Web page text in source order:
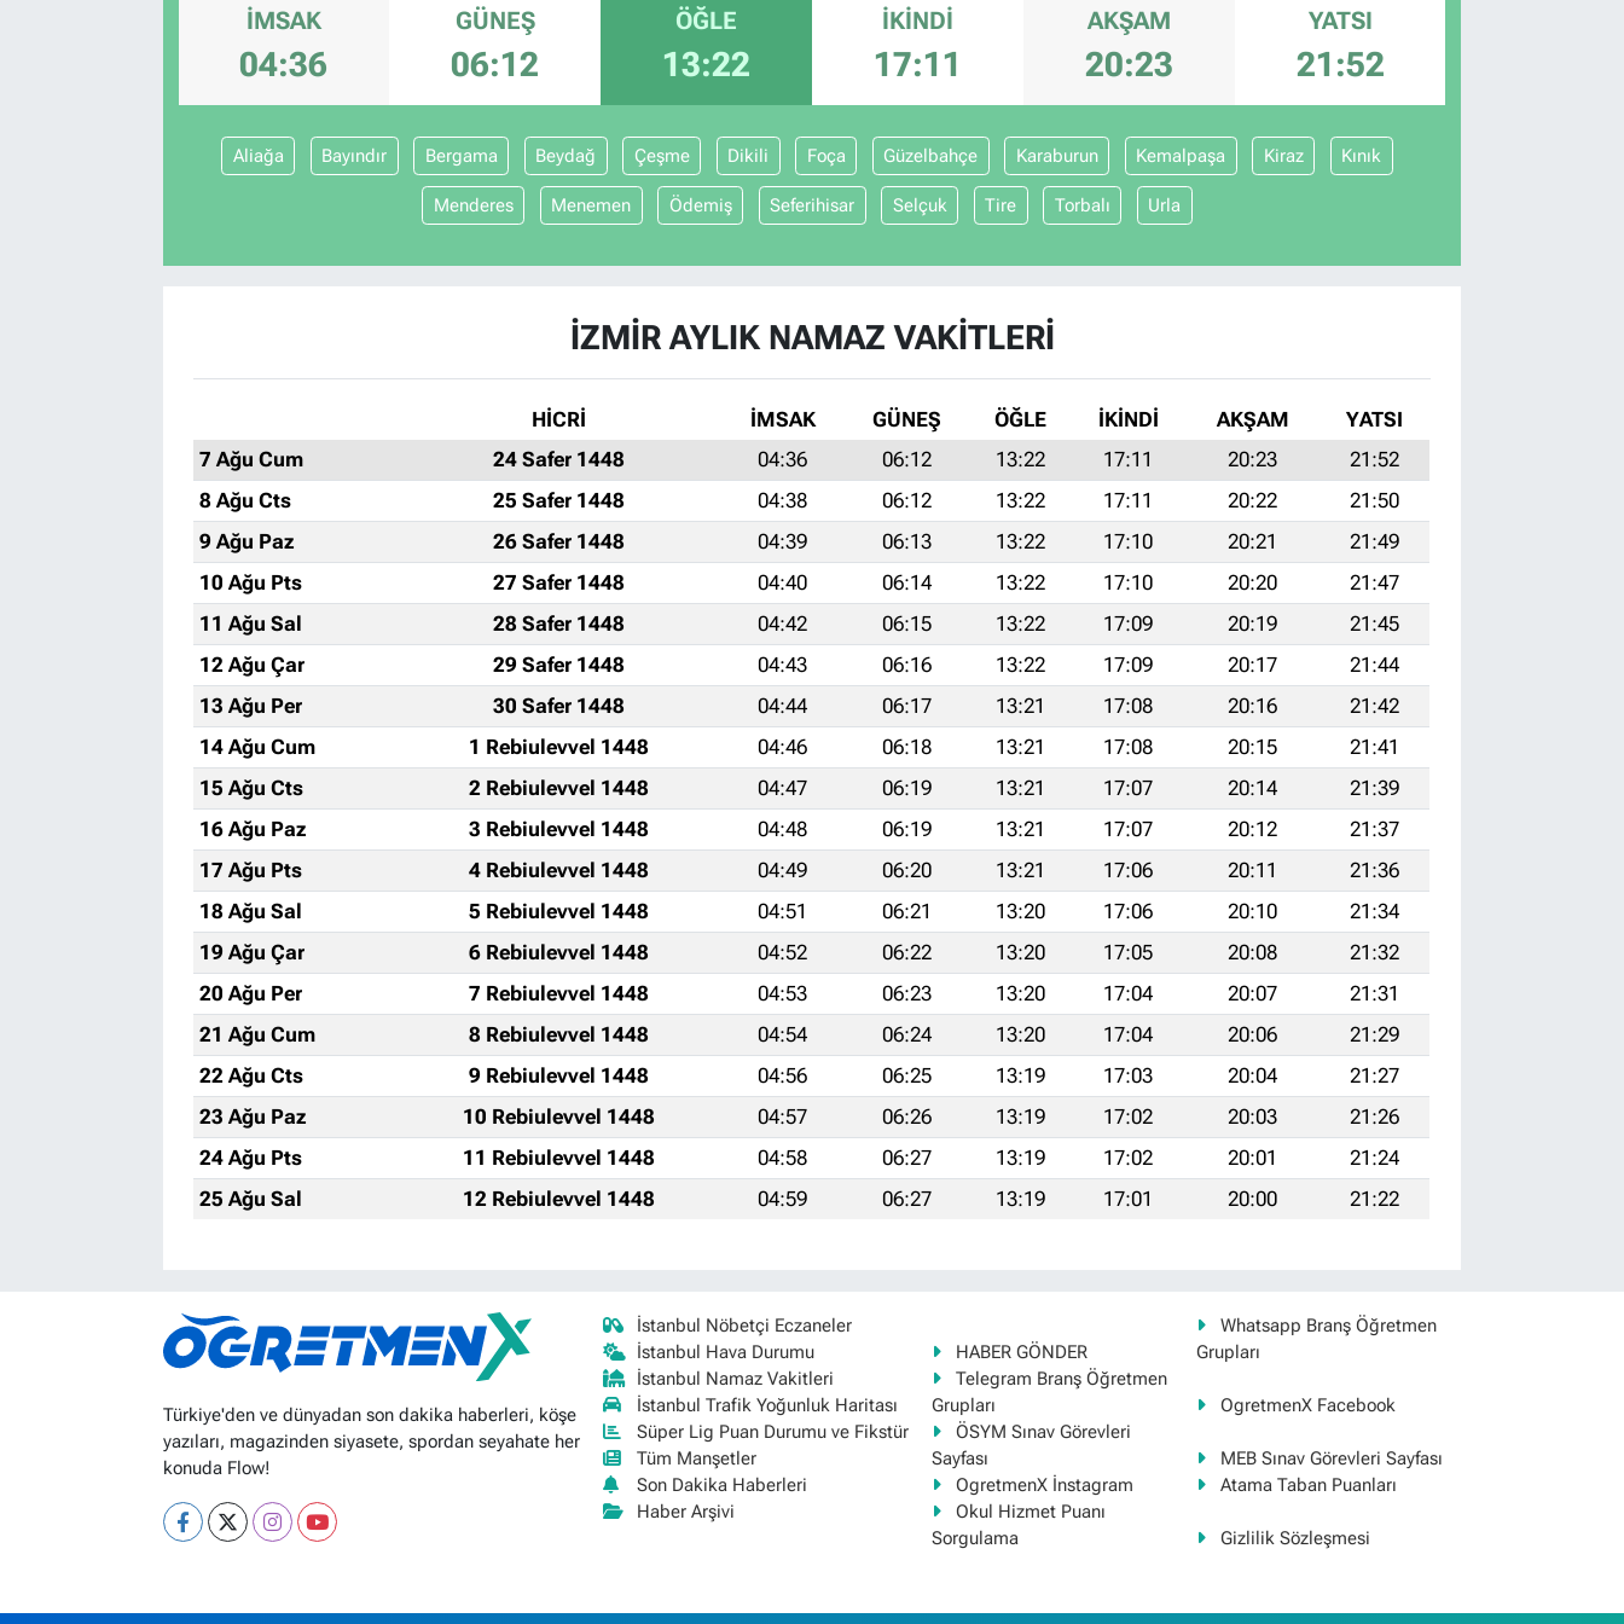
İMSAK
04:36
GÜNEŞ
06:12
ÖĞLE
13:22
İKINDI
17:11
AKŞAM
20:23
YATSI
21:52
Aliağa Bayındır Bergama Beydağ Çeşme Dikili Foça Güzelbahçe Karaburun Kemalpaşa Kiraz Kınık
Menderes Menemen Ödemiş Seferihisar Selçuk Tire Torbalı Urla
İZMIR AYLIK NAMAZ VAKITLERI
HİCRİ İMSAK GÜNEŞ ÖĞLE İKINDI AKŞAM
YATSI
7 Ağu Cum
24 Safer 1448 04:36 06:12 13:22 17:11 20:23
21:52
8 Ağu Cts
25 Safer 1448 04:38 06:12 13:22 17:11 20:22
21:50
9 Ağu Paz
26 Safer 1448 04:39 06:13 13:22 17:10 20:21
21:49
10 Ağu Pts
27 Safer 1448 04:40 06:14 13:22 17:10 20:20
21:47
11 Ağu Sal
28 Safer 1448 04:42 06:15 13:22 17:09 20:19
21:45
12 Ağu Çar
29 Safer 1448 04:43 06:16 13:22 17:09 20:17
21:44
13 Ağu Per
30 Safer 1448 04:44 06:17 13:21 17:08 20:16
21:42
14 Ağu Cum
1 Rebiulevvel 1448 04:46 06:18 13:21 17:08 20:15
21:41
15 Ağu Cts
2 Rebiulevvel 1448 04:47 06:19 13:21 17:07 20:14
21:39
16 Ağu Paz
3 Rebiulevvel 1448 04:48 06:19 13:21 17:07 20:12
21:37
17 Ağu Pts
4 Rebiulevvel 1448 04:49 06:20 13:21 17:06 20:11
21:36
18 Ağu Sal
5 Rebiulevvel 1448 04:51 06:21 13:20 17:06 20:10
21:34
19 Ağu Çar
6 Rebiulevvel 1448 04:52 06:22 13:20 17:05 20:08
21:32
20 Ağu Per
7 Rebiulevvel 1448 04:53 06:23 13:20 17:04 20:07
21:31
21 Ağu Cum
8 Rebiulevvel 1448 04:54 06:24 13:20 17:04 20:06
21:29
22 Ağu Cts
9 Rebiulevvel 1448 04:56 06:25 13:19 17:03 20:04
21:27
23 Ağu Paz
10 Rebiulevvel 1448 04:57 06:26 13:19 17:02 20:03
21:26
24 Ağu Pts
11 Rebiulevvel 1448 04:58 06:27 13:19 17:02 20:01
21:24
25 Ağu Sal
12 Rebiulevvel 1448 04:59 06:27 13:19 17:01 20:00 21:22
Türkiye'den ve dünyadan son dakika haberleri, köşe
yazıları, magazinden siyasete, spordan seyahate her
konuda Flow!
İstanbul Nöbetçi Eczaneler
İstanbul Hava Durumu
İstanbul Namaz Vakitleri
İstanbul Trafik Yoğunluk Haritası
Süper Lig Puan Durumu ve Fikstür
Tüm Manşetler
Son Dakika Haberleri
Haber Arşivi
HABER GÖNDER
Whatsapp Branş Öğretmen
Grupları
Telegram Branş Öğretmen
Grupları
OgretmenX Facebook
ÖSYM Sınav Görevleri
Sayfası
MEB Sınav Görevleri Sayfası
OgretmenX İnstagram
Atama Taban Puanları
Okul Hizmet Puanı
Sorgulama
Gizlilik Sözleşmesi